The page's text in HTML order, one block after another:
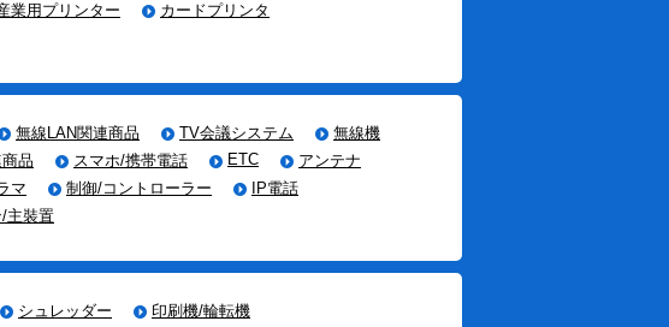
業用プリンター
カードプリンタ
無線LAN関連商品 TV会議システム
無線機
品
スマホ/携帯電話 ETC
アンテナ
マ 制御/コントローラー
IP電話
主裝置
シュレッダー
印刷機/輪転機